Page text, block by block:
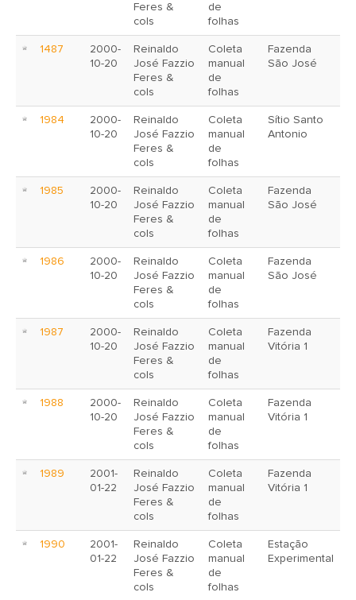
Feres &
cols
de
folhas
1487
2000-
10-20
Reinaldo
José Fazzio
Feres &
cols
Coleta
manual
de
folhas
Fazenda
São José
1984
2000-
10-20
Reinaldo
José Fazzio
Feres &
cols
Coleta
manual
de
folhas
Sítio Santo
Antonio
1985
2000-
10-20
Reinaldo
José Fazzio
Feres &
cols
Coleta
manual
de
folhas
Fazenda
São José
1986
2000-
10-20
Reinaldo
José Fazzio
Feres &
cols
Coleta
manual
de
folhas
Fazenda
São José
1987
2000-
10-20
Reinaldo
José Fazzio
Feres &
cols
Coleta
manual
de
folhas
Fazenda
Vitória 1
1988
2000-
10-20
Reinaldo
José Fazzio
Feres &
cols
Coleta
manual
de
folhas
Fazenda
Vitória 1
1989
2001-
01-22
Reinaldo
José Fazzio
Feres &
cols
Coleta
manual
de
folhas
Fazenda
Vitória 1
1990
2001-
01-22
Reinaldo
José Fazzio
Feres &
cols
Coleta
manual
de
folhas
Estação
Experimental